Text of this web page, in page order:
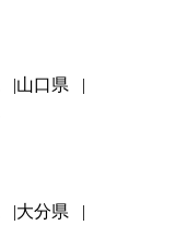
山口県
大分県